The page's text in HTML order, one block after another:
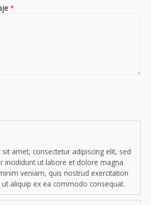
*
amet, consectetur adipiscing elit, sed
incididunt ut labore et dolore magna
veniam, quis nostrud exercitation
aliquip ex ea commodo consequat.